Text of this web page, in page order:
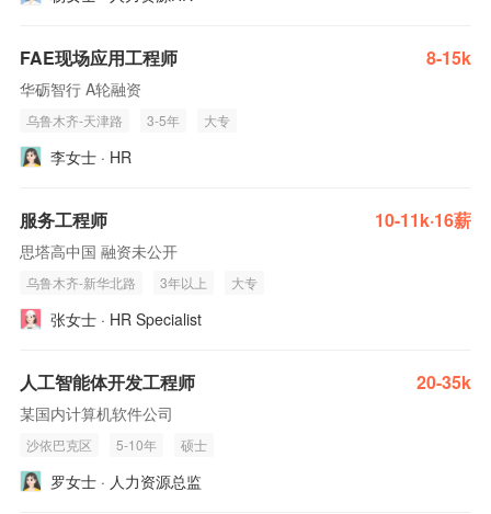
FAE现场应用工程师 8-15k
华砺智行 A轮融资
乌鲁木齐-天津路 3-5年 大专
李女士 · HR
服务工程师 10-11k·16薪
思塔高中国 融资未公开
乌鲁木齐-新华北路 3年以上 大专
张女士 · HR Specialist
人工智能体开发工程师 20-35k
某国内计算机软件公司
沙依巴克区 5-10年 硕士
罗女士 · 人力资源总监